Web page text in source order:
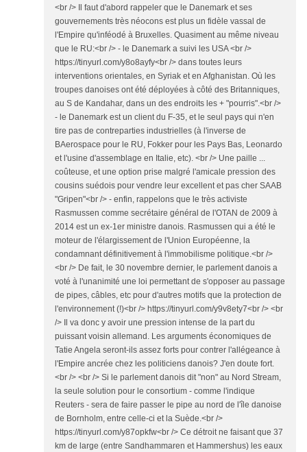
<br /> Il faut d'abord rappeler que le Danemark et ses
gouvernements très néocons est plus un fidèle vassal de
l'Empire qu'inféodé à Bruxelles. Quasiment au même niveau
que le RU:<br /> - le Danemark a suivi les USA <br />
https://tinyurl.com/y8o8ayfy<br /> dans toutes leurs
interventions orientales, en Syriak et en Afghanistan. Où les
troupes danoises ont été déployées à côté des Britanniques,
au S de Kandahar, dans un des endroits les + "pourris".<br />
- le Danemark est un client du F-35, et le seul pays qui n'en
tire pas de contreparties industrielles (à l'inverse de
BAerospace pour le RU, Fokker pour les Pays Bas, Leonardo
et l'usine d'assemblage en Italie, etc). <br /> Une paille ...
coûteuse, et une option prise malgré l'amicale pression des
cousins suédois pour vendre leur excellent et pas cher SAAB
"Gripen"<br /> - enfin, rappelons que le très activiste
Rasmussen comme secrétaire général de l'OTAN de 2009 à
2014 est un ex-1er ministre danois. Rasmussen qui a été le
moteur de l'élargissement de l'Union Européenne, la
condamnant définitivement à l'immobilisme politique.<br />
<br /> De fait, le 30 novembre dernier, le parlement danois a
voté à l'unanimité une loi permettant de s'opposer au passage
de pipes, câbles, etc pour d'autres motifs que la protection de
l'environnement (!)<br /> https://tinyurl.com/y9v8ety7<br /> <br
/> Il va donc y avoir une pression intense de la part du
puissant voisin allemand. Les arguments économiques de
Tatie Angela seront-ils assez forts pour contrer l'allégeance à
l'Empire ancrée chez les politiciens danois? J'en doute fort.
<br /> <br /> Si le parlement danois dit "non" au Nord Stream,
la seule solution pour le consortium - comme l'indique
Reuters - sera de faire passer le pipe au nord de l'île danoise
de Bornholm, entre celle-ci et la Suède.<br />
https://tinyurl.com/y87opkfw<br /> Ce détroit ne faisant que 37
km de large (entre Sandhammaren et Hammershus) les eaux